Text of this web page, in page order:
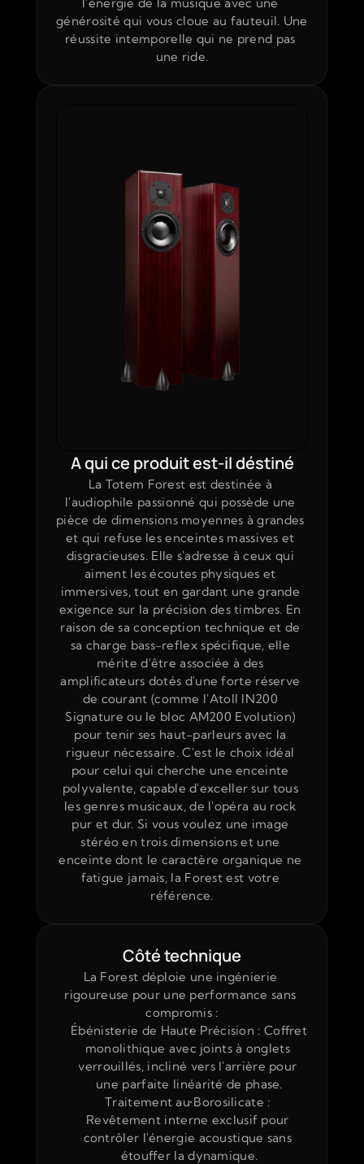
générosité qui vous cloue au fauteuil. Une
réussite intemporelle qui ne prend pas
une ride.
La Totem Forest est destinée à
l'audiophile passionné qui possède une
pièce de dimensions moyennes à grandes
et qui refuse les enceintes massives et
disgracieuses. Elle s'adresse à ceux qui
aiment les écoutes physiques et
immersives, tout en gardant une grande
exigence sur la précision des timbres. En
raison de sa conception technique et de
sa charge bass-reflex spécifique, elle
mérite d'être associée à des
amplificateurs dotés d'une forte réserve
de courant (comme l'Atoll IN200
Signature ou le bloc AM200 Evolution)
pour tenir ses haut-parleurs avec la
rigueur nécessaire. C'est le choix idéal
pour celui qui cherche une enceinte
polyvalente, capable d'exceller sur tous
les genres musicaux, de l'opéra au rock
pur et dur. Si vous voulez une image
stéréo en trois dimensions et une
enceinte dont le caractère organique ne
fatigue jamais, la Forest est votre
référence.
A qui ce produit est-il déstiné
La Forest déploie une ingénierie
rigoureuse pour une performance sans
compromis :
Ébénisterie de Haute Précision : Coffret
monolithique avec joints à onglets
verrouillés, incliné vers l'arrière pour
une parfaite linéarité de phase.
Traitement au Borosilicate :
Revêtement interne exclusif pour
contrôler l'énergie acoustique sans
étouffer la dynamique.
Côté technique